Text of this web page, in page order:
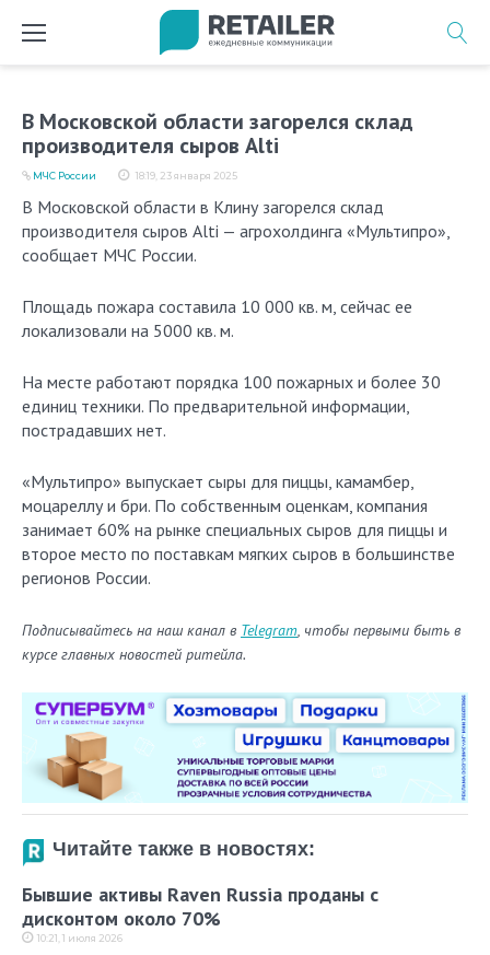
В Московской области загорелся склад
производителя сыров Alti
18:19, 23 января 2025
МЧС России
В Московской области в Клину загорелся склад
производителя сыров Alti — агрохолдинга «Мультипро»,
сообщает МЧС России.
Площадь пожара составила 10 000 кв. м, сейчас ее
локализовали на 5000 кв. м.
На месте работают порядка 100 пожарных и более 30
единиц техники. По предварительной информации,
пострадавших нет.
«Мультипро» выпускает сыры для пиццы, камамбер,
моцареллу и бри. По собственным оценкам, компания
занимает 60% на рынке специальных сыров для пиццы и
второе место по поставкам мягких сыров в большинстве
регионов России.
Подписывайтесь на наш канал в Telegram, чтобы первыми быть в
курсе главных новостей ритейла.
Читайте также в новостях:
Бывшие активы Raven Russia проданы с
дисконтом около 70%
10:21, 1 июля 2026